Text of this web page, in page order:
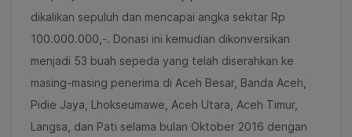
dikalikan sepuluh dan mencapai angka sekitar Rp
100.000.000,-. Donasi ini kemudian dikonversikan
menjadi 53 buah sepeda yang telah diserahkan ke
masing-masing penerima di Aceh Besar, Banda Aceh,
Pidie Jaya, Lhokseumawe, Aceh Utara, Aceh Timur,
Langsa, dan Pati selama bulan Oktober 2016 dengan